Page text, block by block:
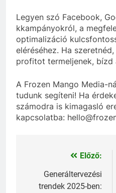
Legyen szó Facebook,
kkampányokról, a
optimalizáció
eléréséhez. Ha
profitot termeljenek, bízd
A Frozen Mango Media-
tudunk segíteni! Ha
számodra is kimagasló
kapcsolatba:
Bejegyzés
navigáció
Előző:
Generáltervezési
trendek 2025-ben: